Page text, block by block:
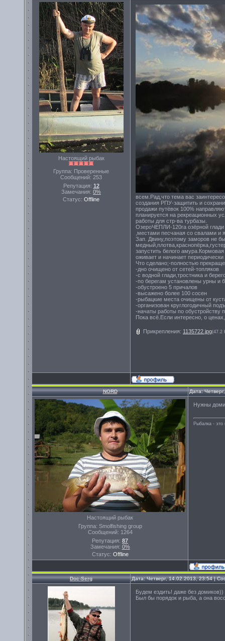
Настоящий рыбак
Группа: Проверенные
Сообщений: 253
Репутация: 12
Замечания: 0%
Статус: Offline
всем.Рад,что тема вас
создания РПУ-защитить и
продажи путёвок 100%
планируется на рекреационных
работы для стр-ва турбазы.
ОзероЧЕПЛИ-120га озёрной
,местами песчаная со свалами и
Зап. Двину,поэтому заморов не
запустить белого
оживает и начинает
Что сделано;-полностью
-дно очищено от сетей-топляков
-с водной глади,тростника и
-по берегам установлены урны и
-обустроено 5 причалов
-высажено более 100 сосен
-рыбацкие места очищены от
-организован круглогодичный
-начаты работы по обустройству
Пока всё.Если интересно, о
Прикрепления: 1135722.jpg(47.2
NORD Дата:
Настоящий рыбак
Группа: Smolfishing group
Сообщений: 1264
Репутация: 87
Замечания: 0%
Статус: Offline
Нужны
Рыбалка -
Doc-Serg Дата: Четверг, 14.02.2013, 23:54 |
Будем ездить! даже без домиков))
Был бы порядок и рыба, а она